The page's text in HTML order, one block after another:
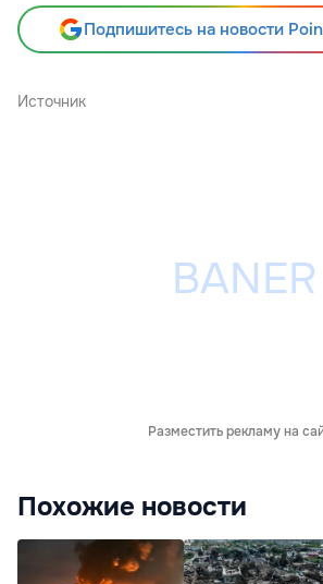
Подпишитесь на новости
Источник
Разместить рекламу на
Похожие новости